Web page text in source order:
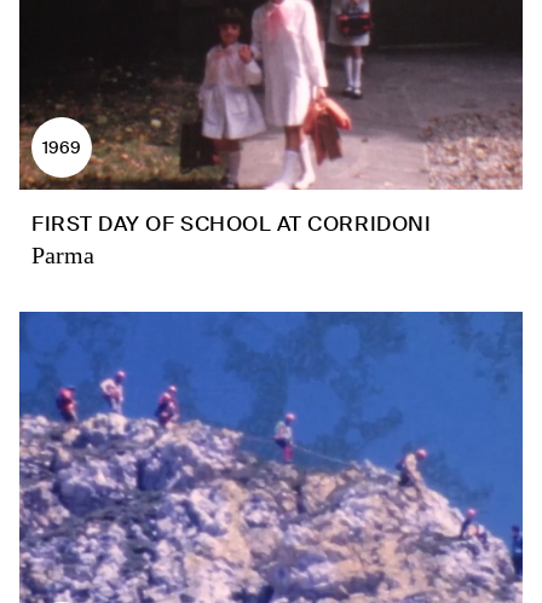
1969
FIRST DAY OF SCHOOL AT CORRIDONI
Parma